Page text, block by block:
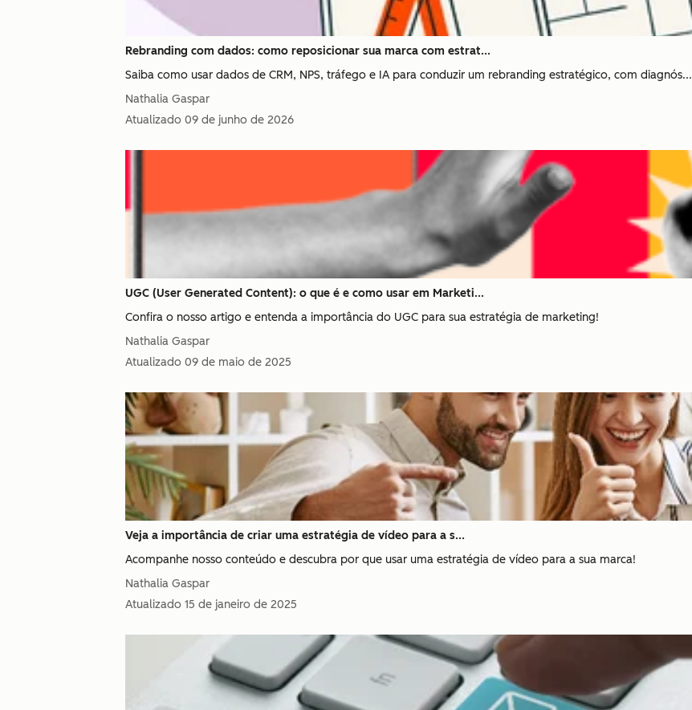
Rebranding com dados: como reposicionar sua marca com estrat...
Saiba como usar dados de CRM, NPS, tráfego e IA para conduzir um rebranding estratégico, com diagnós...
Nathalia Gaspar
Atualizado 09 de junho de 2026
UGC (User Generated Content): o que é e como usar em Marketi...
Confira o nosso artigo e entenda a importância do UGC para sua estratégia de marketing!
Nathalia Gaspar
Atualizado 09 de maio de 2025
Veja a importância de criar uma estratégia de vídeo para a s...
Acompanhe nosso conteúdo e descubra por que usar uma estratégia de vídeo para a sua marca!
Nathalia Gaspar
Atualizado 15 de janeiro de 2025